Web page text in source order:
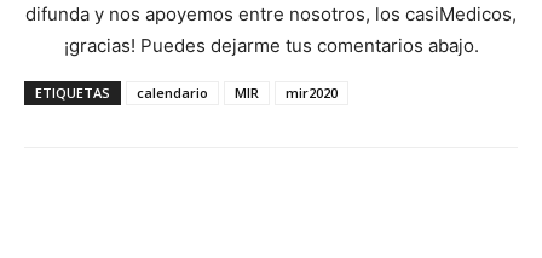
difunda y nos apoyemos entre nosotros, los casiMedicos,
¡gracias! Puedes dejarme tus comentarios abajo.
ETIQUETAS calendario MIR mir2020